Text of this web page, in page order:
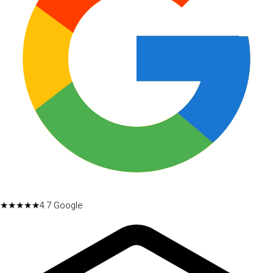
★★★★★4.7 Google